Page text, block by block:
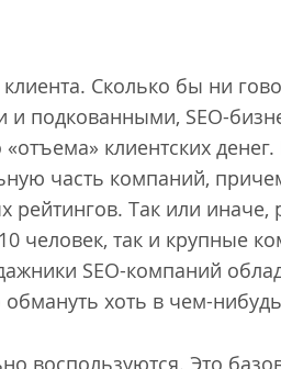
Сколько бы ни
и подкованными, SEO-
клиентских денег.
часть компаний,
Так или иначе,
человек, так и крупные
SEO-компаний
хоть в чем-
воспользуются. Это